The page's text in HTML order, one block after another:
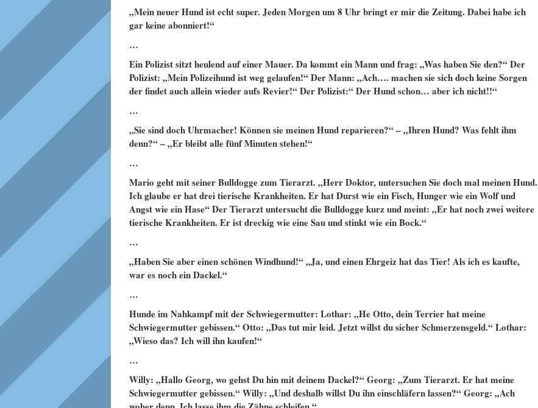
„Mein neuer Hund ist echt super. Jeden Morgen um 8 Uhr bringt er mir die Zeitung. Dabei habe ich
gar keine abonniert!“
…
Ein Polizist sitzt heulend auf einer Mauer. Da kommt ein Mann und frag: „Was haben Sie den?“ Der
Polizist: „Mein Polizeihund ist weg gelaufen!“ Der Mann: „Ach…. machen sie sich doch keine Sorgen
der findet auch allein wieder aufs Revier!“ Der Polizist:“ Der Hund schon… aber ich nicht!!“
…
„Sie sind doch Uhrmacher! Können sie meinen Hund reparieren?“ – „Ihren Hund? Was fehlt ihm
denn?“ – „Er bleibt alle fünf Minuten stehen!“
…
Mario geht mit seiner Bulldogge zum Tierarzt. „Herr Doktor, untersuchen Sie doch mal meinen Hund.
Ich glaube er hat drei tierische Krankheiten. Er hat Durst wie ein Fisch, Hunger wie ein Wolf und
Angst wie ein Hase“ Der Tierarzt untersucht die Bulldogge kurz und meint: „Er hat noch zwei weitere
tierische Krankheiten. Er ist dreckig wie eine Sau und stinkt wie ein Bock.“
…
„Haben Sie aber einen schönen Windhund!“ „Ja, und einen Ehrgeiz hat das Tier! Als ich es kaufte,
war es noch ein Dackel.“
…
Hunde im Nahkampf mit der Schwiegermutter: Lothar: „He Otto, dein Terrier hat meine
Schwiegermutter gebissen.“ Otto: „Das tut mir leid. Jetzt willst du sicher Schmerzensgeld.“ Lothar:
„Wieso das? Ich will ihn kaufen!“
…
Willy: „Hallo Georg, wo gehst Du hin mit deinem Dackel?“ Georg: „Zum Tierarzt. Er hat meine
Schwiegermutter gebissen.“ Willy: „Und deshalb willst Du ihn einschläfern lassen?“ Georg: „Ach